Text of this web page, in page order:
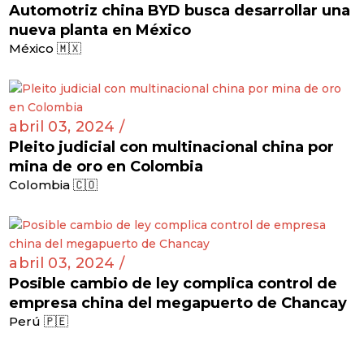
Automotriz china BYD busca desarrollar una
nueva planta en México
México 🇲🇽
abril 03, 2024 /
Pleito judicial con multinacional china por
mina de oro en Colombia
Colombia 🇨🇴
abril 03, 2024 /
Posible cambio de ley complica control de
empresa china del megapuerto de Chancay
Perú 🇵🇪